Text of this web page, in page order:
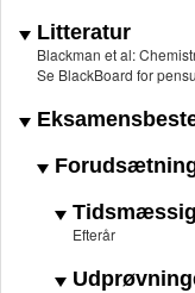
Litteratur
Blackman et al:
Se BlackBoard for
Efterår